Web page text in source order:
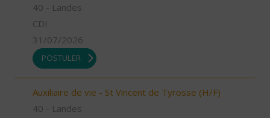
40 - Landes
CDI
31/07/2026
POSTULER
Auxiliaire de vie - St Vincent de Tyrosse (H/F)
40 - Landes